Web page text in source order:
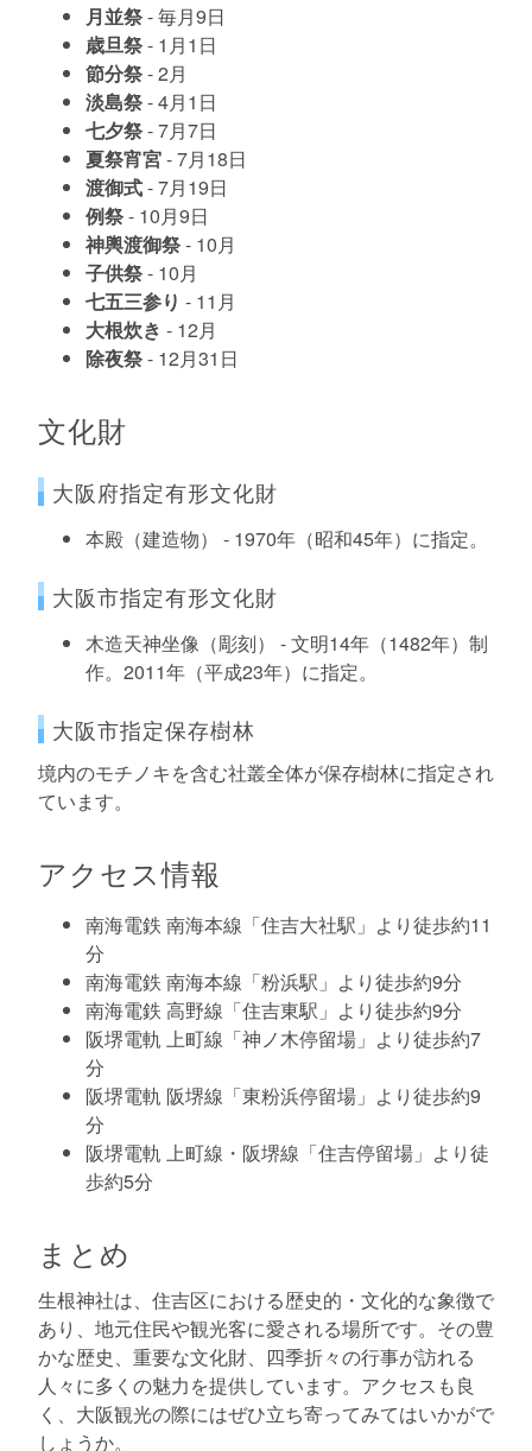
月並祭- 毎月9日
歳旦祭- 1月1日
節分祭- 2月
淡島祭- 4月1日
七夕祭- 7月7日
夏祭宵宮- 7月18日
渡御式- 7月19日
例祭- 10月9日
神輿渡御祭- 10月
子供祭- 10月
七五三参り - 11月
大根炊き - 12月
除夜祭- 12月31日
文化財
大阪府指定有形文化財
本殿（建造物） - 1970年（昭和45年）に指定。
大阪市指定有形文化財
木造天神坐像（彫刻） - 文明14年（1482年）制
作。2011年（平成23年）に指定。
大阪市指定保存樹林
境内のモチノキを含む社叢全体が保存樹林に指定され
ています。
アクセス情報
南海電鉄 南海本線「住吉大社駅」より徒歩約11
分
南海電鉄 南海本線「粉浜駅」より徒歩約9分
南海電鉄 高野線「住吉東駅」より徒歩約9分
阪堺電軌 上町線「神ノ木停留場」より徒歩約7
分
阪堺電軌 阪堺線「東粉浜停留場」より徒歩約9
分
阪堺電軌 上町線・阪堺線「住吉停留場」より徒
歩約5分
まとめ
生根神社は、住吉区における歴史的・文化的な象徴で
あり、地元住民や観光客に愛される場所です。その豊
かな歴史、重要な文化財、四季折々の行事が訪れる
人々に多くの魅力を提供しています。アクセスも良
く、大阪観光の際にはぜひ立ち寄ってみてはいかがで
しょうか。